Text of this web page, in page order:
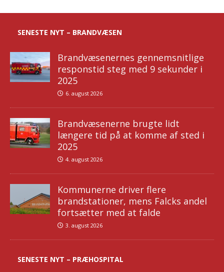
SENESTE NYT – BRANDVÆSEN
Brandvæsenernes gennemsnitlige
responstid steg med 9 sekunder i
2025
6. august 2026
Brandvæsenerne brugte lidt
længere tid på at komme af sted i
2025
4. august 2026
Kommunerne driver flere
brandstationer, mens Falcks andel
fortsætter med at falde
3. august 2026
SENESTE NYT – PRÆHOSPITAL